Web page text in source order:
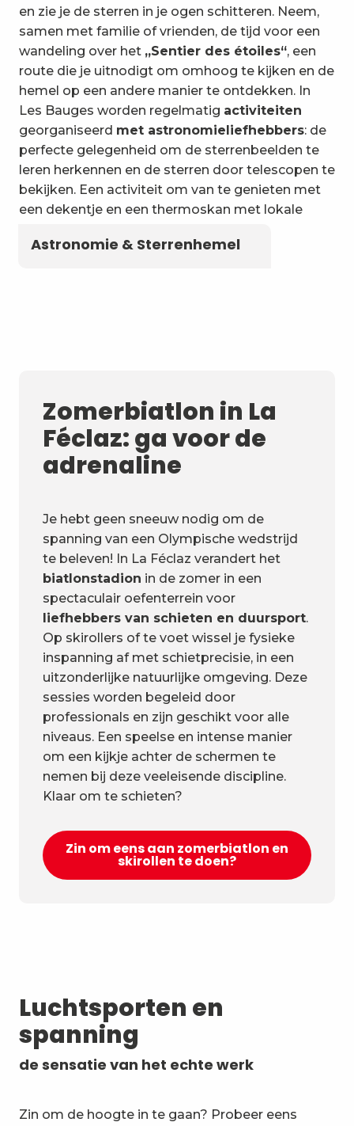
5
Ongewone activiteiten en
voertuigen
6 Wateractiviteiten
en zie je de sterren in je ogen schitteren. Neem,
samen met familie of vrienden, de tijd voor een
wandeling over het „Sentier des étoiles“, een
route die je uitnodigt om omhoog te kijken en de
hemel op een andere manier te ontdekken. In
Les Bauges worden regelmatig activiteiten
georganiseerd met astronomieliefhebbers: de
perfecte gelegenheid om de sterrenbeelden te
leren herkennen en de sterren door telescopen te
bekijken. Een activiteit om van te genieten met
een dekentje en een thermoskan met lokale
Astronomie & Sterrenhemel
Zomerbiatlon in La
Féclaz: ga voor de
adrenaline
Je hebt geen sneeuw nodig om de
spanning van een Olympische wedstrijd
te beleven! In La Féclaz verandert het
biatlonstadion in de zomer in een
spectaculair oefenterrein voor
liefhebbers van schieten en duursport.
Op skirollers of te voet wissel je fysieke
inspanning af met schietprecisie, in een
uitzonderlijke natuurlijke omgeving. Deze
sessies worden begeleid door
professionals en zijn geschikt voor alle
niveaus. Een speelse en intense manier
om een kijkje achter de schermen te
nemen bij deze veeleisende discipline.
Klaar om te schieten?
Zin om eens aan zomerbiatlon en
skirollen te doen?
Luchtsporten en
spanning
de sensatie van het echte werk
Zin om de hoogte in te gaan? Probeer eens